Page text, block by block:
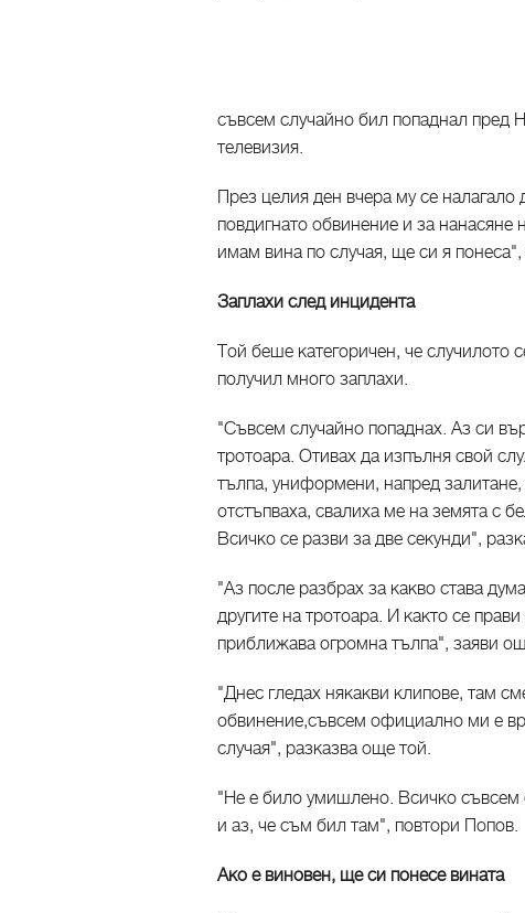
съвсем случайно бил попаднал пред
телевизия.
През целия ден вчера му се налагало
повдигнато обвинение и за нанасяне
имам вина по случая, ще си я
Заплахи след инцидента
Той беше категоричен, че случилото
получил много заплахи.
"Съвсем случайно попаднах. Аз си
тротоара. Отивах да изпълня свой
тълпа, униформени, напред
отстъпваха, свалиха ме на земята с
Всичко се разви за две секунди",
"Аз после разбрах за какво става
другите на тротоара. И както се
приближава огромна тълпа", заяви
"Днес гледах някакви клипове, там
обвинение,съвсем официално ми е
случая", разказва още той.
"Не е било умишлено. Всичко съвсем
и аз, че съм бил там", повтори Попов.
Ако е виновен, ще си понесе вината